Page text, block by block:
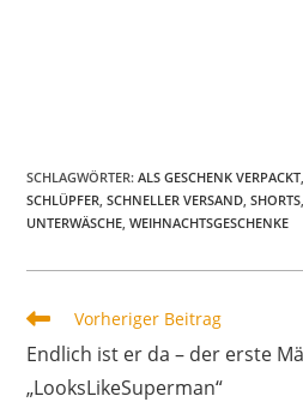
SCHLAGWÖRTER:ALS GESCHENK VERPACKT
SCHLÜPFER SCHNELLER VERSAND SHORTS
UNTERWÄSCHE WEIHNACHTSGESCHENKE
Weitere
ansehen
Vorheriger Beitrag
Endlich ist er da – der erste
„LooksLikeSuperman“